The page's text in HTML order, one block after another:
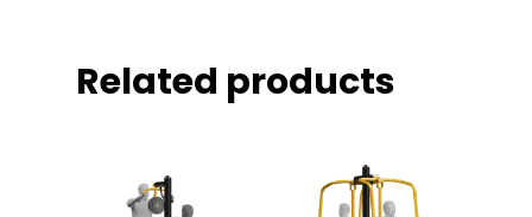
Related products